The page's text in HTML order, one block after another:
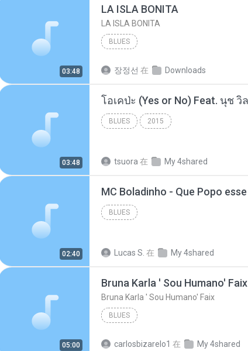
03:48
LA ISLA BONITA
LA ISLA BONITA
BLUES
장정선 在 Downloads
03:48
BLUES 2015
tsuora 在 My 4shared
02:40
BLUES
Lucas S. 在 My 4shared
05:00
Bruna Karla ' Sou Humano' Faix
Bruna Karla ' Sou Humano' Faix
BLUES
carlosbizarelo1 在 My 4shared